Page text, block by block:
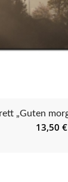
„Guten
13,50€